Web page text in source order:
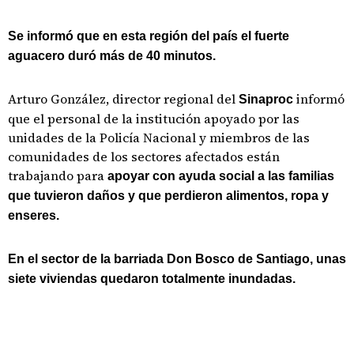
Se informó que en esta región del país el fuerte
aguacero duró más de 40 minutos.
Arturo González, director regional del Sinaproc informó
que el personal de la institución apoyado por las
unidades de la Policía Nacional y miembros de las
comunidades de los sectores afectados están
trabajando para apoyar con ayuda social a las familias
que tuvieron daños y que perdieron alimentos, ropa y
enseres.
En el sector de la barriada Don Bosco de Santiago, unas
siete viviendas quedaron totalmente inundadas.